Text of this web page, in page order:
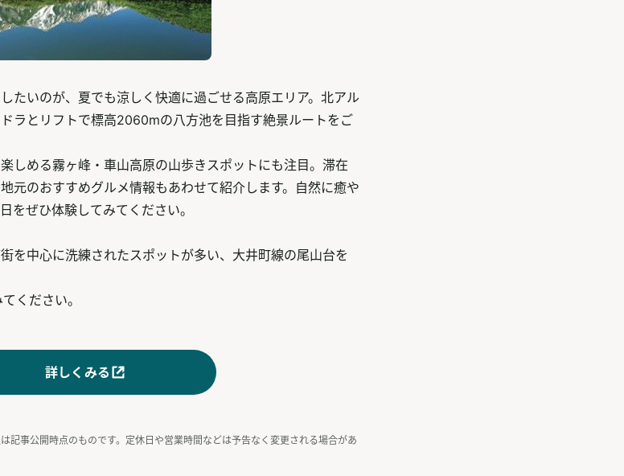
たいのが、夏でも涼しく快適に過ごせる高原エリア。北アル
ラとリフトで標高2060mの八方池を目指す絶景ルートをご
しめる霧ヶ峰・車山高原の山歩きスポットにも注目。滞在
元のおすすめグルメ情報もあわせて紹介します。自然に癒や
をぜひ体験してみてください。
を中心に洗練されたスポットが多い、大井町線の尾山台を
ください。
詳しくみる
記事公開時点のものです。定休日や営業時間などは予告なく変更される場合があ